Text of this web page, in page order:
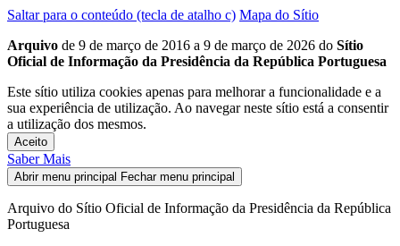
Saltar para o conteúdo (tecla de atalho c) Mapa do Sítio
Arquivo de 9 de março de 2016 a 9 de março de 2026 do Sítio
Oficial de Informação da Presidência da República Portuguesa
Este sítio utiliza cookies apenas para melhorar a funcionalidade e a
sua experiência de utilização. Ao navegar neste sítio está a consentir
a utilização dos mesmos.
Aceito
Saber Mais
Abrir menu principal Fechar menu principal
Arquivo do Sítio Oficial de Informação da Presidência da República
Portuguesa